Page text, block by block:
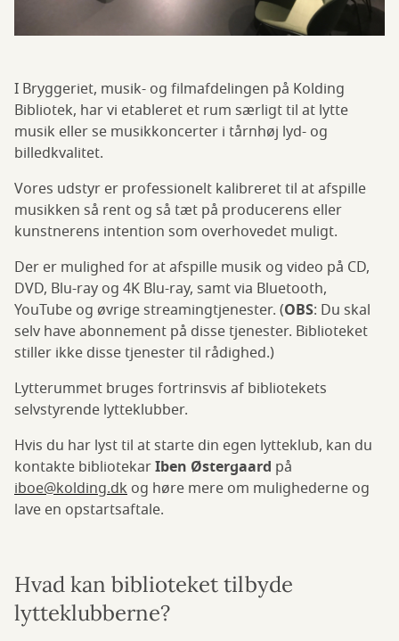
I Bryggeriet, musik- og filmafdelingen på Kolding
Bibliotek, har vi etableret et rum særligt til at lytte
musik eller se musikkoncerter i tårnhøj lyd- og
billedkvalitet.
Vores udstyr er professionelt kalibreret til at afspille
musikken så rent og så tæt på producerens eller
kunstnerens intention som overhovedet muligt.
Der er mulighed for at afspille musik og video på CD,
DVD, Blu-ray og 4K Blu-ray, samt via Bluetooth,
YouTube og øvrige streamingtjenester. (OBS: Du skal
selv have abonnement på disse tjenester. Biblioteket
stiller ikke disse tjenester til rådighed.)
Lytterummet bruges fortrinsvis af bibliotekets
selvstyrende lytteklubber.
Hvis du har lyst til at starte din egen lytteklub, kan du
kontakte bibliotekarIben Østergaard på
iboe@kolding.dk og høre mere om mulighederne og
lave en opstartsaftale.
Hvad kan biblioteket tilbyde
lytteklubberne?